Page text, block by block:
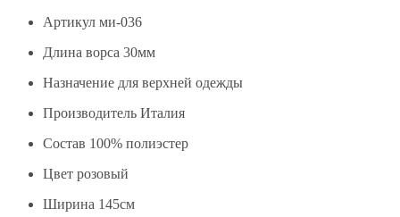
Артикул ми-036
Длина ворса 30мм
Назначение для верхней одежды
Производитель Италия
Состав 100% полиэстер
Цвет розовый
Ширина 145см